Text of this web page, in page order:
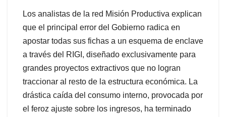
Los analistas de la red Misión Productiva explican
que el principal error del Gobierno radica en
apostar todas sus fichas a un esquema de enclave
a través del RIGI, diseñado exclusivamente para
grandes proyectos extractivos que no logran
traccionar al resto de la estructura económica. La
drástica caída del consumo interno, provocada por
el feroz ajuste sobre los ingresos, ha terminado